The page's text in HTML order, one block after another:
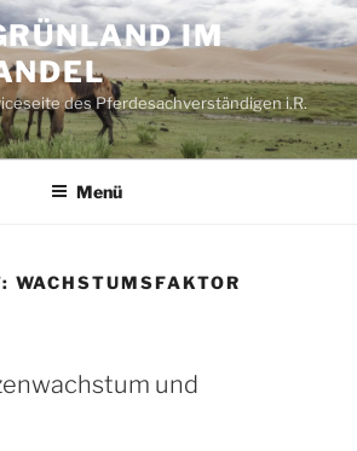
IM
des Pferdesachverständigen i.R.
Menü
WACHSTUMSFAKTOR
und